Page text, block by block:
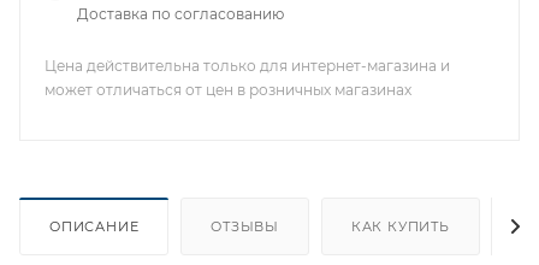
Доставка по согласованию
Цена действительна только для интернет-магазина и
может отличаться от цен в розничных магазинах
ОПИСАНИЕ ОТЗЫВЫ КАК КУПИТЬ